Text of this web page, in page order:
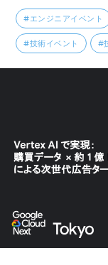
#エンジニアイベント
#技術イベント #